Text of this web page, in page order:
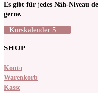
Es gibt für jedes Näh-Niveau
gerne.
Kurskalender
SHOP
Konto
Warenkorb
Kasse